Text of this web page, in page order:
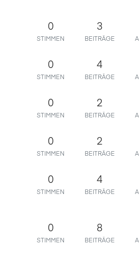
0
STIMMEN
3
BEITRÄGE
0
STIMMEN
4
BEITRÄGE
0
STIMMEN
2
BEITRÄGE
0
STIMMEN
2
BEITRÄGE
0
STIMMEN
4
BEITRÄGE
0
STIMMEN
8
BEITRÄGE